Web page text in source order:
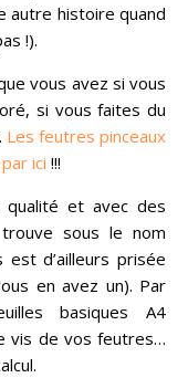
autre histoire quand
!).
vous avez si vous
si vous faites du
Les feutres pinceaux
ici !!!
qualité et avec des
sous le nom
d’ailleurs prisée
en avez un). Par
basiques A4
vis de vos feutres…